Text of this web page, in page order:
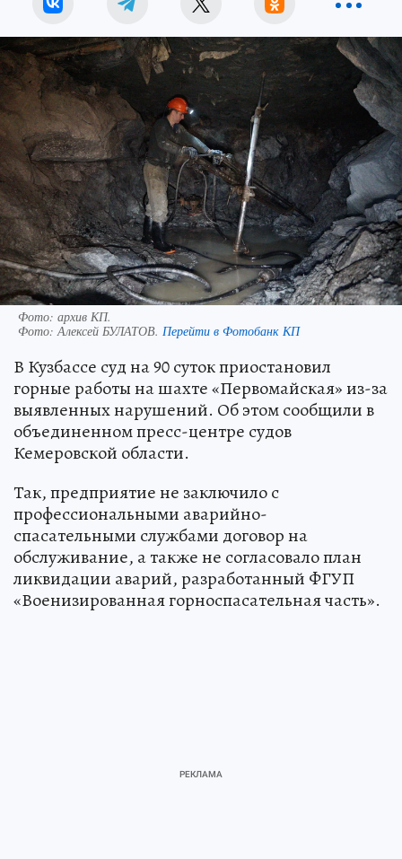
Фото: архив КП.
Фото:Алексей БУЛАТОВ. Перейти в Фотобанк КП
В Кузбассе суд на 90 суток приостановил
горные работы на шахте «Первомайская» из-за
выявленных нарушений. Об этом сообщили в
объединенном пресс-центре судов
Кемеровской области.
Так, предприятие не заключило с
профессиональными аварийно-
спасательными службами договор на
обслуживание, а также не согласовало план
ликвидации аварий, разработанный ФГУП
«Военизированная горноспасательная часть».